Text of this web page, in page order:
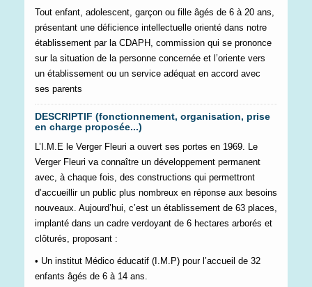
Tout enfant, adolescent, garçon ou fille âgés de 6 à 20 ans,
présentant une déficience intellectuelle orienté dans notre
établissement par la CDAPH, commission qui se prononce
sur la situation de la personne concernée et l’oriente vers
un établissement ou un service adéquat en accord avec
ses parents
DESCRIPTIF (fonctionnement, organisation, prise
en charge proposée...)
L’I.M.E le Verger Fleuri a ouvert ses portes en 1969. Le
Verger Fleuri va connaître un développement permanent
avec, à chaque fois, des constructions qui permettront
d’accueillir un public plus nombreux en réponse aux besoins
nouveaux. Aujourd’hui, c’est un établissement de 63 places,
implanté dans un cadre verdoyant de 6 hectares arborés et
clôturés, proposant :
• Un institut Médico éducatif (I.M.P) pour l’accueil de 32
enfants âgés de 6 à 14 ans.